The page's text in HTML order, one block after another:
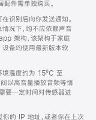
件需单独购买。
识别后向你发送通知。
况下，均不应依赖声音
架构，该架构于家庭
备均使用最新版本软
境温度约为 15ºC 至
以高音量播放音频等情
要一定时间对传感器进
你的 IP 地址，或者你在上次